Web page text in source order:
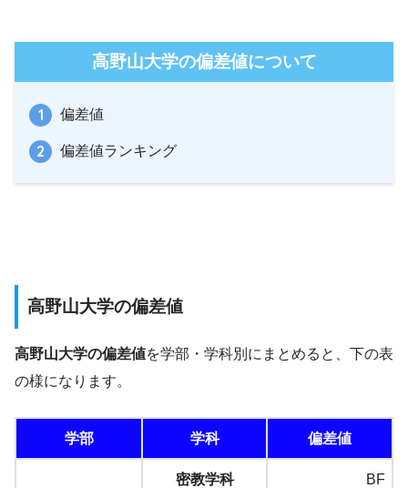
高野山大学の偏差値について
偏差値
偏差値ランキング
高野山大学の偏差値
高野山大学の偏差値を学部・学科別にまとめると、下の表
の様になります。
学部 学科 偏差値
密教学科 BF